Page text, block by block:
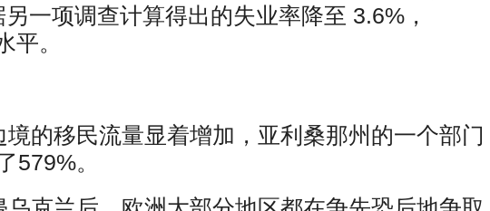
一项调查计算得出的失业率降至 3.6%，
平。
的移民流量显着增加，亚利桑那州的一个部门
579%。